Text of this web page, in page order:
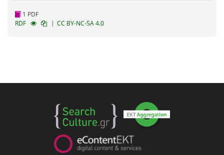
1 PDF
RDF
| CC BY-NC-SA 4.0